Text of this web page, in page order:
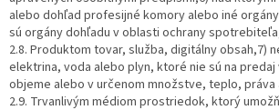
alebo dohľad profesijné komory alebo iné
sú orgány dohľadu v oblasti ochrany
2.8. Produktom tovar, služba, digitálny obsah,7)
elektrina, voda alebo plyn, ktoré nie sú na
objeme alebo v určenom množstve, teplo, práva
2.9. Trvanlivým médiom prostriedok, ktorý